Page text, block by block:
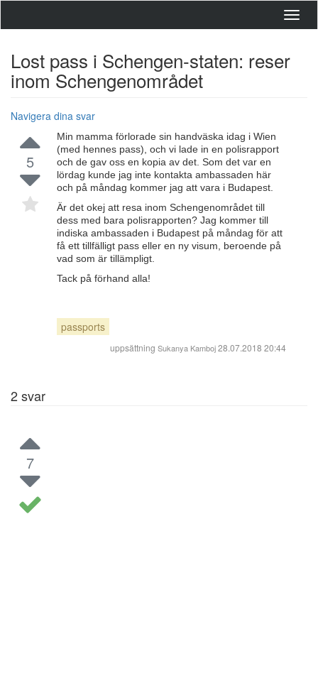
Lost pass i Schengen-staten: reser
inom Schengenområdet
Navigera dina svar
5
Min mamma förlorade sin handväska idag i Wien
(med hennes pass), och vi lade in en polisrapport
och de gav oss en kopia av det. Som det var en
lördag kunde jag inte kontakta ambassaden här
och på måndag kommer jag att vara i Budapest.
Är det okej att resa inom Schengenområdet till
dess med bara polisrapporten? Jag kommer till
indiska ambassaden i Budapest på måndag för att
få ett tillfälligt pass eller en ny visum, beroende på
vad som är tillämpligt.
Tack på förhand alla!
passports
uppsättning Sukanya Kamboj28.07.2018 20:44
2svar
7